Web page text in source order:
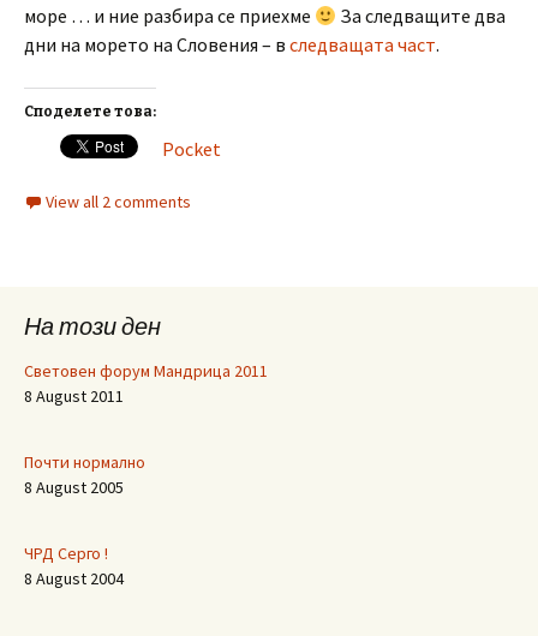
море … и ние разбира се приехме
За следващите два
дни на морето на Словения – в следващата част.
Споделете това:
Pocket
View all 2 comments
На този ден
Световен форум Мандрица 2011
8 August 2011
Почти нормално
8 August 2005
ЧРД Серго !
8 August 2004